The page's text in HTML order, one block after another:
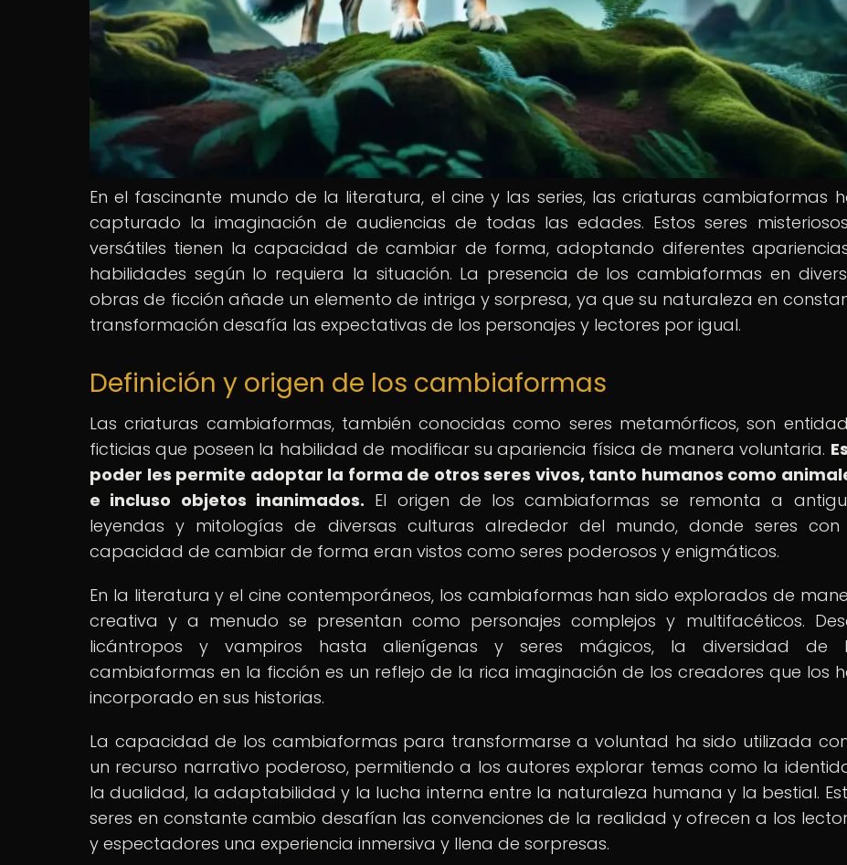
En el fascinante mundo de la literatura, el cine y las series, las criaturas cambiaformas
capturado la imaginación de audiencias de todas las edades. Estos seres
versátiles tienen la capacidad de cambiar de forma, adoptando diferentes
habilidades según lo requiera la situación. La presencia de los cambiaformas en
obras de ficción añade un elemento de intriga y sorpresa, ya que su naturaleza en
transformación desafía las expectativas de los personajes y lectores por igual.
Definición y origen de los cambiaformas
Las criaturas cambiaformas, también conocidas como seres metamórficos, son
ficticias que poseen la habilidad de modificar su apariencia física de manera voluntaria.
poder les permite adoptar la forma de otros seres vivos, tanto humanos como
e incluso objetos inanimados. El origen de los cambiaformas se remonta a
leyendas y mitologías de diversas culturas alrededor del mundo, donde seres
capacidad de cambiar de forma eran vistos como seres poderosos y enigmáticos.
En la literatura y el cine contemporáneos, los cambiaformas han sido explorados de
creativa y a menudo se presentan como personajes complejos y multifacéticos.
licántropos y vampiros hasta alienígenas y seres mágicos, la diversidad de
cambiaformas en la ficción es un reflejo de la rica imaginación de los creadores que los
incorporado en sus historias.
La capacidad de los cambiaformas para transformarse a voluntad ha sido utilizada
un recurso narrativo poderoso, permitiendo a los autores explorar temas como la
la dualidad, la adaptabilidad y la lucha interna entre la naturaleza humana y la bestial.
seres en constante cambio desafían las convenciones de la realidad y ofrecen a los
y espectadores una experiencia inmersiva y llena de sorpresas.